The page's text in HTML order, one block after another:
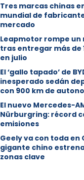
Tres marcas chinas
mundial de
mercado
Leapmotor rompe
tras entregar más de
en julio
El ‘gallo tapado’ de
inesperado sedán
con 900 km de
El nuevo Mercedes-
Nürburgring: récord
emisiones
Geely va con toda en
gigante chino
zonas clave